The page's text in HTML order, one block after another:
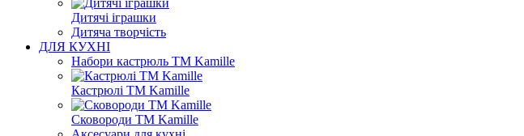
Дитячі іграшки
Дитяча творчість
ДЛЯ КУХНІ
Набори кастрюль ТМ Kamille
Кастрюлі ТМ Kamille
Сковороди ТМ Kamille